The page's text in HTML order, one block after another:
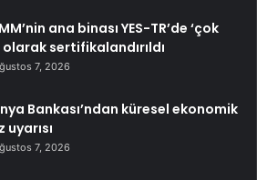
ana binası YES-TR’de ‘çok
olarak sertifikalandırıldı
7, 2026
Bankası’ndan küresel ekonomik
uyarısı
7, 2026